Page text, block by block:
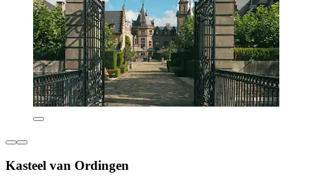
Kasteel van Ordingen